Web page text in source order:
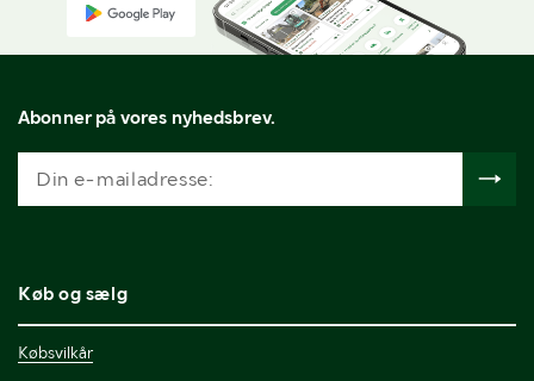
Abonner på vores nyhedsbrev.
Køb og sælg
Købsvilkår